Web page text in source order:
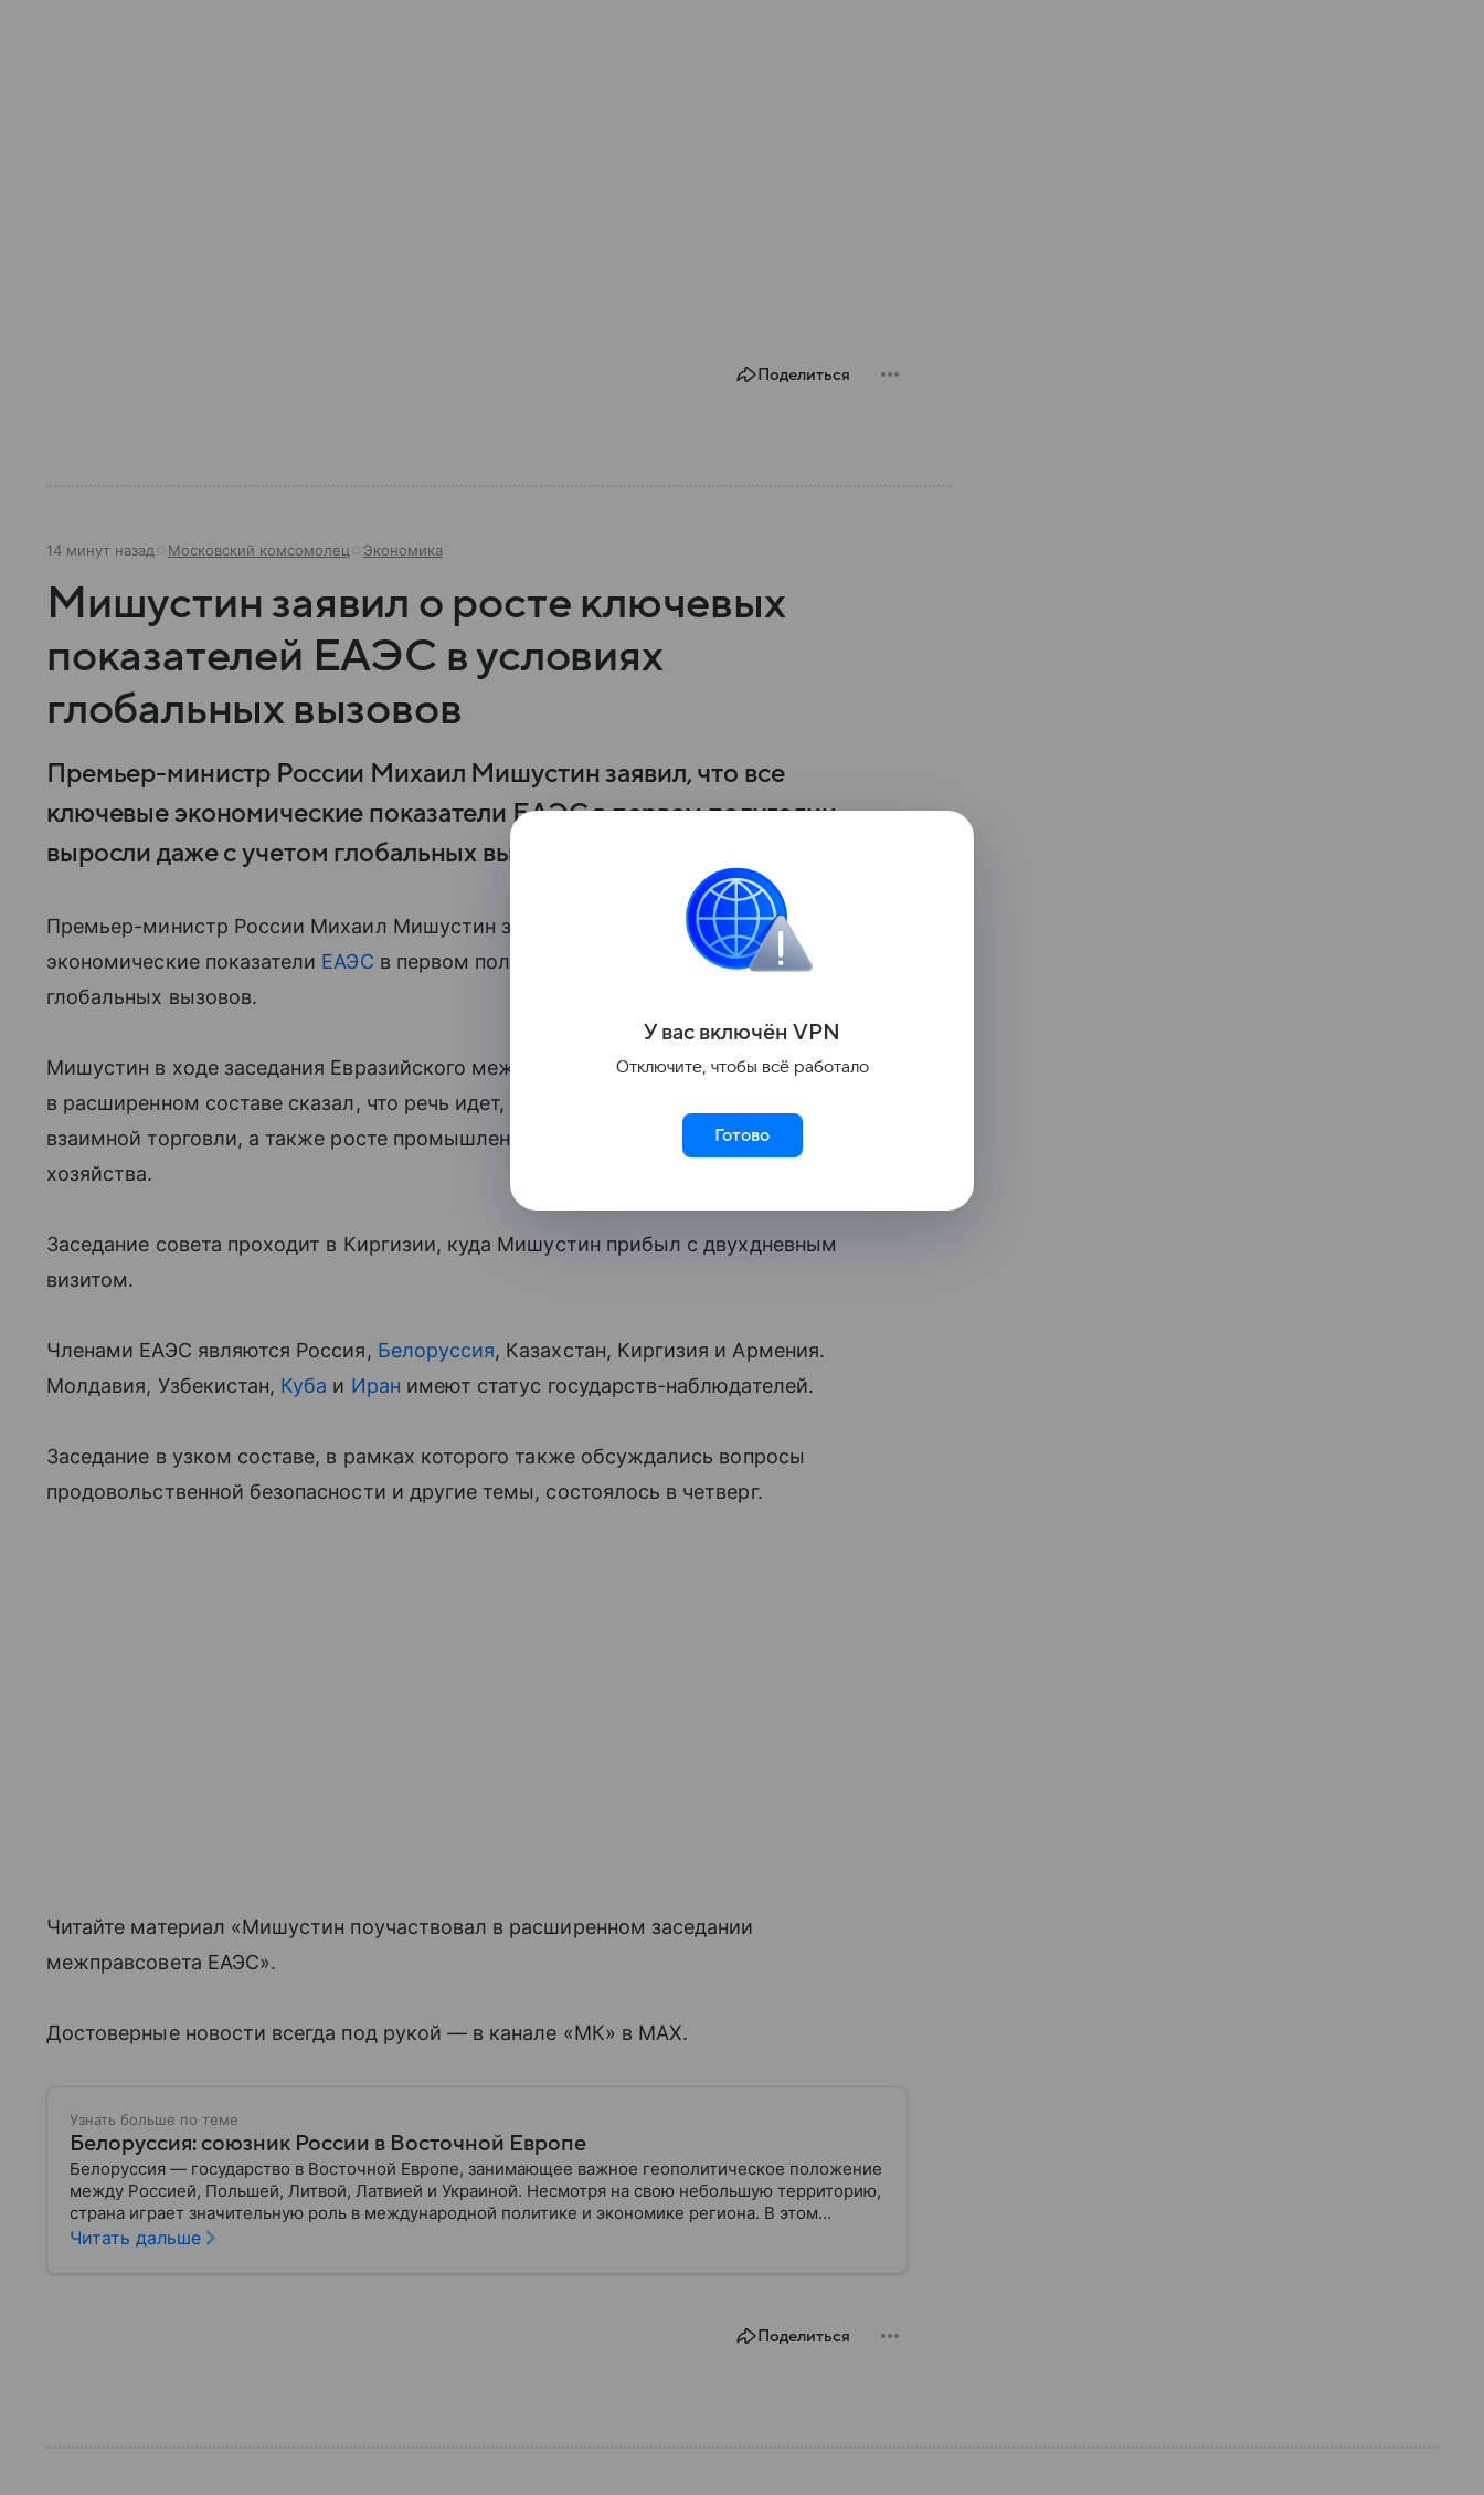
Поделиться
14 минут назад Московский комсомолец Экономика
Мишустин заявил о росте ключевых
показателей ЕАЭС в условиях
глобальных вызовов
Премьер-министр России Михаил Мишустин заявил, что все
ключевые экономические показатели ЕАЭС в первом полугодии
выросли даже с учетом глобальных вызовов.
Премьер-министр России Михаил Мишустин заявил, что все ключевые
экономические показатели ЕАЭС в первом полугодии выросли даже с учетом
глобальных вызовов.
Мишустин в ходе заседания Евразийского межправительственного совета
в расширенном составе сказал, что речь идет, в том числе, о росте ВВП, увеличении
взаимной торговли, а также росте промышленного производства и сельского
хозяйства.
Заседание совета проходит в Киргизии, куда Мишустин прибыл с двухдневным
визитом.
Членами ЕАЭС являются Россия, Белоруссия, Казахстан, Киргизия и Армения.
Молдавия, Узбекистан, Куба и Иран имеют статус государств-наблюдателей.
Заседание в узком составе, в рамках которого также обсуждались вопросы
продовольственной безопасности и другие темы, состоялось в четверг.
Читайте материал «Мишустин поучаствовал в расширенном заседании
межправсовета ЕАЭС».
Достоверные новости всегда под рукой — в канале «МК» в MAX.
Узнать больше по теме
Белоруссия: союзник России в Восточной Европе
Белоруссия — государство в Восточной Европе, занимающее важное геополитическое положение
между Россией, Польшей, Литвой, Латвией и Украиной. Несмотря на свою небольшую территорию,
страна играет значительную роль в международной политике и экономике региона. В этом
материале разбираем главное о союзной РФ республике.
Читать дальше
Поделиться
У вас включён VPN
Отключите, чтобы всё работало
Готово